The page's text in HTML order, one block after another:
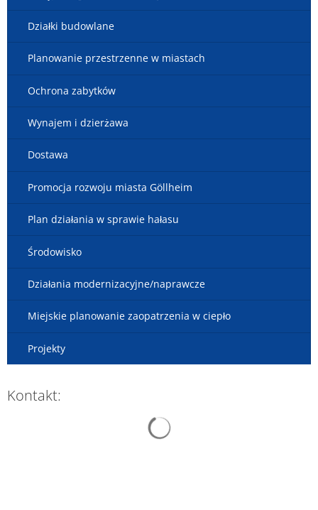
Działki budowlane
Planowanie przestrzenne w miastach
Ochrona zabytków
Wynajem i dzierżawa
Dostawa
Promocja rozwoju miasta Göllheim
Plan działania w sprawie hałasu
Środowisko
Działania modernizacyjne/naprawcze
Miejskie planowanie zaopatrzenia w ciepło
Projekty
Kontakt: